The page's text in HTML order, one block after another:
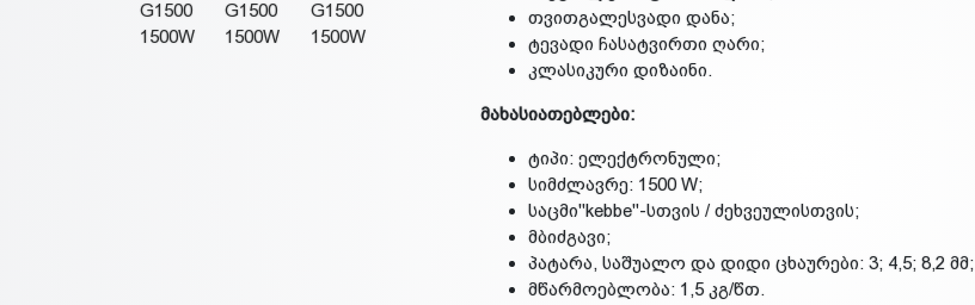
თვითგალესვადი დანა;
ტევადი ჩასატვირთი ღარი;
კლასიკური დიზაინი.
მახასიათებლები:
ტიპი: ელექტრონული;
სიმძლავრე: 1500 W;
საცმი"kebbe"-სთვის / ძეხვეულისთვის;
მბიძგავი;
პატარა, საშუალო და დიდი ცხაურები: 3; 4,5; 8,2 მმ;
მწარმოებლობა: 1,5 კგ/წთ.